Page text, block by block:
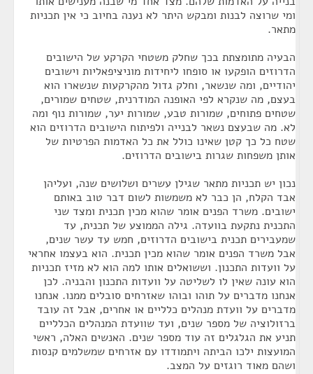
ומי שרוצה לבנות ומבקש היתר לא נענה בחיוב כי אין תכניות
מתאר.
הבעיה מתומצתת בכך שחלק משטחי הקרקע של הישובים
הדרוזים הופקעו או סופחו ליחידות מוניציפאליות וישובים
יהודיים, ומה שנשאר, וחלק גדול מהקרקעות שנשארו הוא
בעצם, מה שנקרא לפי האופנה המודרנית, שטחים שמורים,
שטחים פתוחים, שמורות טבע, שמורות יער, שמורות נוף ומה
לא. מה שבעצם נשאר לבנייה ולפיתוח הישובים הדרוזים הוא
שטח כל כך קטן שאינו כולל את כל האדמות הפרטיות של
אותן משפחות שגרות בישובים הדרוזים.
נכון יש תכניות מתאר שגילן עשרים ושלושים שנה, ועליהן
אבד הקלח, הן כבר לא משמשות לשום דבר טוב באותם
ישובים. משרד הפנים אומר שהוא מכין תכנית ומצד שני
התכנית נתקעת בוועדה. גילה הממוצע של תכנית, עד
שמעבירים תכנית בישובים הדרוזים, חמש עד עשר שנים,
אבל משרד הפנים אומר שהוא מכין תכנית. הוא בעצמו אחראי
על וועדות התכנון. וששואלים אותו למה הוא לא מזיז תכניות
הוא עונה שאין לו לשליטה על וועדות התכנון והבניה. לכן
אנחנו מדברים על תוהו ובוהו שאזרחים סובלים ממנו. אנחנו
מדברים על וועדת מנהלים כלליים או אחרים, אבל זה עובד
ברזולוציה של מספר שנים, ועד שוועדת המנהלים הכלליים
תניע את הגלגלים זה עוד מספר שנים. האנשים האלה, ראשי
המועצות ילכו הביתה ויתמודדו עם אזרחים שמשלמים קנסות
ושהם מאוד רוגזים על המצב.